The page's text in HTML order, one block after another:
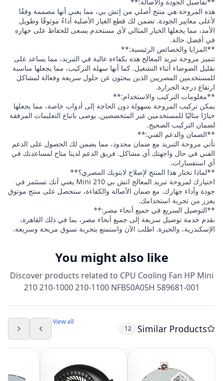
هذه المروحة هي منتج أصلي من إتش بي، مما يعني أنها مصممة وفقًا
لأعلى معايير الجودة. تضمن لك قطع الغيار الأصلية أداءً موثوقًا وطويل
الأمد، مما يجعلها الخيار المثالي لأي مستخدم يسعى للحفاظ على جهازه
في أفضل حالة.
**المزايا والخصائص الرئيسية:**
تتميز مروحة تبريد المعالج هذه بكفاءة عالية في التبريد، مما يساعد على
تقليل الضوضاء أثناء التشغيل. كما أنها سهلة التركيب، مما يجعلها مناسبة
للمستخدمين المصريين الذين يبحثون عن حلول سريعة وفعالة لمشاكل
ارتفاع درجة الحرارة.
**معلومات التركيب والاستخدام:**
يمكن تركيب المروحة بسهولة دون الحاجة إلى أدوات خاصة، مما يجعلها
خيارًا مثاليًا للمستخدمين غير المتخصصين. يوصى باتباع التعليمات المرفقة
لضمان التركيب الصحيح.
**الضمان والدعم الفني:**
تأتي مروحة التبريد مع ضمان محدود، مما يضمن لك الحصول على الدعم
الفني في حال واجهتك أي مشاكل. فريق الدعم لدينا متاح لمساعدتك في
أي استفسارات.
**لماذا تختار هذا المنتج لإصلاح لابتوبك المصري؟**
اختيارك لمروحة تبريد المعالج اتش بي Mini 210 يعني أنك تستثمر في
جودة وأداء جهازك. مع ضمان الأصالة والكفاءة، ستحصل على منتج موثوق
يعزز من تجربة استخدامك.
**التوصيل السريع في جميع أنحاء مصر:**
نقدم خدمة توصيل سريعة إلى جميع أنحاء مصر، بما في ذلك القاهرة،
الإسكندرية، والجيزة. اطلب الآن واستمتع بتجربة تسوق مريحة وسريعة.
You might also like
Discover products related to CPU Cooling Fan HP Mini
210 210-1000 210-1100 NFB50A05H 589681-001
Similar Products
12
View all